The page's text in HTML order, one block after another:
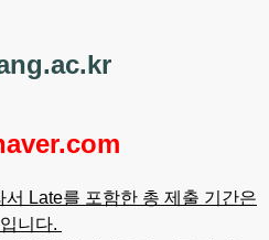
Late를 포함한 총 제출 기간은
니다.